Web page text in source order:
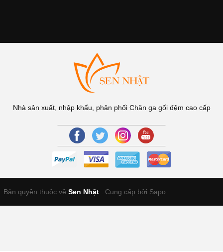
Nhà sản xuất, nhập khẩu, phân phối Chăn ga gối đệm cao cấp
Bản quyền thuộc về Sen Nhật Cung cấp bởi Sapo